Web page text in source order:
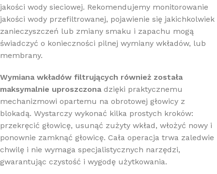
jakości wody sieciowej. Rekomendujemy monitorowanie
jakości wody przefiltrowanej, pojawienie się jakichkolwiek
zanieczyszczeń lub zmiany smaku i zapachu mogą
świadczyć o konieczności pilnej wymiany wkładów, lub
membrany.
Wymiana wkładów filtrujących również została
maksymalnie uproszczona dzięki praktycznemu
mechanizmowi opartemu na obrotowej głowicy z
blokadą. Wystarczy wykonać kilka prostych kroków:
przekręcić głowicę, usunąć zużyty wkład, włożyć nowy i
ponownie zamknąć głowicę. Cała operacja trwa zaledwie
chwilę i nie wymaga specjalistycznych narzędzi,
gwarantując czystość i wygodę użytkowania.